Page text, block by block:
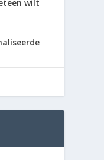
wilt